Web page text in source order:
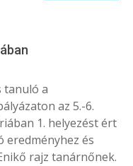
tanuló a
az 5.-6.
1. helyezést ért
eredményhez és
rajz tanárnőnek.